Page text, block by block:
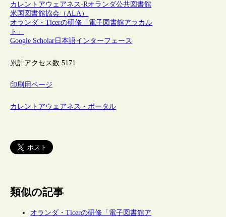
カレントアウェアネス-Rオランダ公共図書館
米国図書館協会（ALA）
オランダ・Ticerの研修「電子図書館アラカル
ト」
Google Scholar日本語インターフェース
累計アクセス数:5171
印刷用ページ
カレントアウェアネス・ポータル
類似の記事
オランダ・Ticerの研修「電子図書館ア